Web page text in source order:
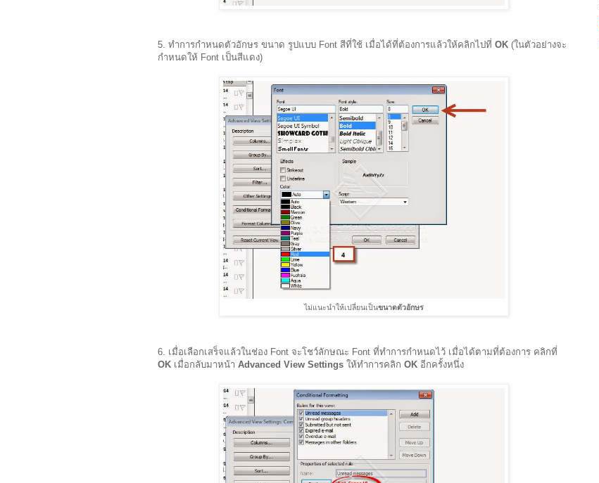
5. ทำการกำหนดตัวอักษร ขนาด รูปแบบ Font สีที่ใช้ เมื่อได้ที่ต้องการแล้วให้คลิกไปที่ OK (ในตัวอย่างจะ
กำหนดให้ Font เป็นสีแดง)
ไม่แนะนำให้เปลี่ยนเป็นขนาดตัวอักษร
6. เมื่อเลือกเสร็จแล้วในช่อง Font จะโชว์ลักษณะ Font ที่ทำการกำหนดไว้ เมื่อได้ตามที่ต้องการ คลิกที่
OK เมื่อกลับมาหน้า Advanced View Settings ให้ทำการคลิก OK อีกครั้งหนึ่ง